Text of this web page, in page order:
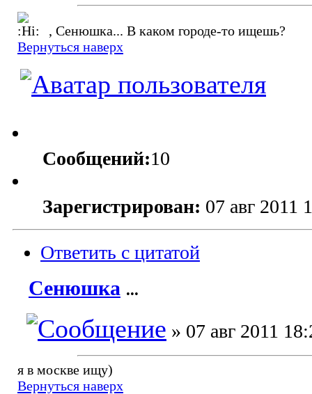
, Сенюшка... В каком городе-то ищешь?
Вернуться наверх
Сообщений:10
Зарегистрирован: 07 авг 2011
Ответить с цитатой
Сенюшка ...
» 07 авг 2011
я в москве ищу)
Вернуться наверх